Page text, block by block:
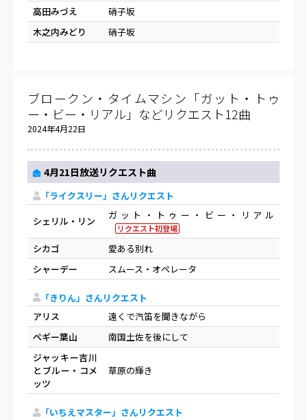
高田みづえ
硝子坂
木之内みどり
硝子坂
ブロークン・タイムマシン「ガット・トゥ
ー・ビー・リアル」などリクエスト12曲
2024年4月22日
4月21日放送リクエスト曲
「ライクスリー」さんリクエスト
シェリル・リン
ガット・トゥー・ビー・リアル
リクエスト初登場
シカゴ
愛ある別れ
シャーデー
スムース・オペレータ
「きりん」さんリクエスト
アリス
遠くで汽笛を聞きながら
ペギー葉山
南国土佐を後にして
ジャッキー吉川
とブルー・コメ
ッツ
草原の輝き
「いちえマスター」さんリクエスト